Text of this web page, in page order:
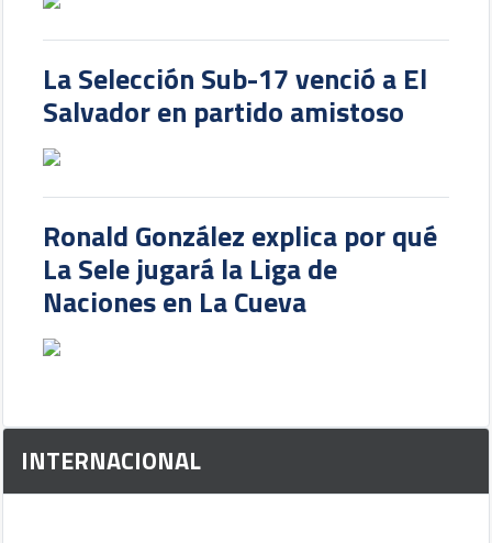
La Selección Sub-17 venció a El
Salvador en partido amistoso
Ronald González explica por qué
La Sele jugará la Liga de
Naciones en La Cueva
INTERNACIONAL